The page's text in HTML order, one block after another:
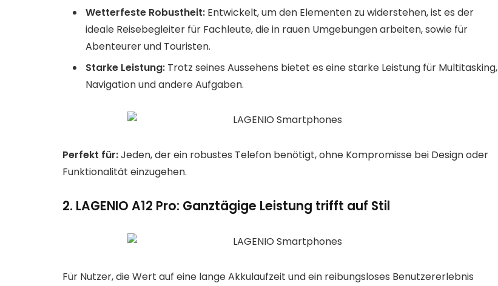
Wetterfeste Robustheit: Entwickelt, um den Elementen zu widerstehen, ist es der
ideale Reisebegleiter für Fachleute, die in rauen Umgebungen arbeiten, sowie für
Abenteurer und Touristen.
Starke Leistung: Trotz seines Aussehens bietet es eine starke Leistung für Multitasking,
Navigation und andere Aufgaben.
Perfekt für:Jeden, der ein robustes Telefon benötigt, ohne Kompromisse bei Design oder
Funktionalität einzugehen.
2. LAGENIO A12 Pro: Ganztägige Leistung trifft auf Stil
Für Nutzer, die Wert auf eine lange Akkulaufzeit und ein reibungsloses Benutzererlebnis